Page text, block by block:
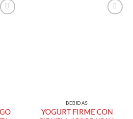
BEBIDAS
YOGURT FIRME CON